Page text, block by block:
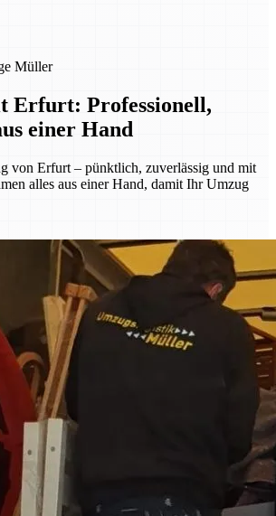
Müller
Erfurt: Professionell,
einer Hand
von Erfurt – pünktlich, zuverlässig und mit
alles aus einer Hand, damit Ihr Umzug